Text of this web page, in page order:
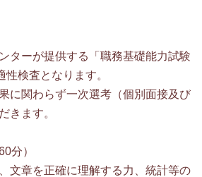
ターが提供する「職務基礎能力試験
検査となります。
に関わらず一次選考（個別面接及び
きます。
分）
文章を正確に理解する力、統計等の